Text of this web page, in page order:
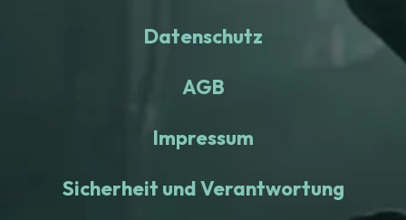
Datenschutz
AGB
Impressum
Sicherheit und Verantwortung